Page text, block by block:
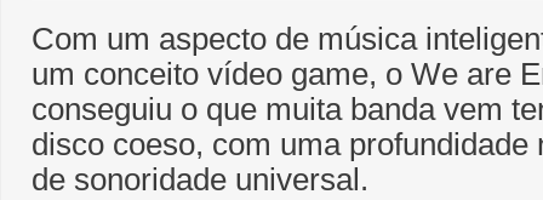
Com um aspecto de música
um conceito vídeo game, o We are
conseguiu o que muita banda vem
disco coeso, com uma profundidade
de sonoridade universal.